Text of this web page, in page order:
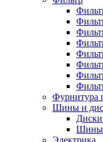
Фурнитура
Шины и
Шины
Электрика